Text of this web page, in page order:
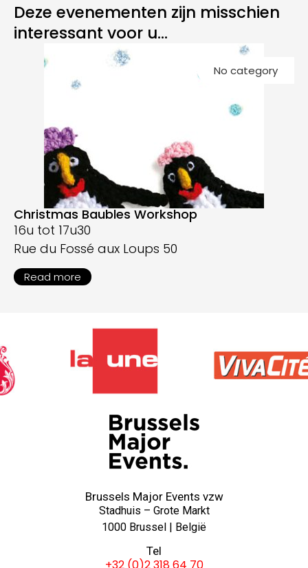
Deze evenementen zijn misschien
interessant voor u...
No category
Christmas Baubles Workshop
16u tot 17u30
Rue du Fossé aux Loups 50
Read more
Brussels Major Events vzw
Stadhuis – Grote Markt
1000 Brussel | België
Tel